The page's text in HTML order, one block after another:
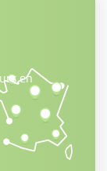
en